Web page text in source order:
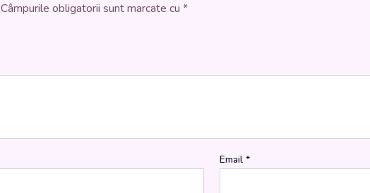
Câmpurile obligatorii sunt marcate cu *
Email*